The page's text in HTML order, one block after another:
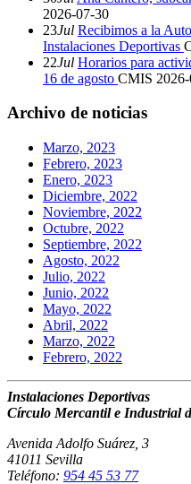
2026-07-30
23Jul Recibimos a la
Instalaciones Deportivas
22Jul Horarios para
16 de agosto CMIS
Archivo de noticias
Marzo, 2023
Febrero, 2023
Enero, 2023
Diciembre, 2022
Noviembre, 2022
Octubre, 2022
Septiembre, 2022
Agosto, 2022
Julio, 2022
Junio, 2022
Mayo, 2022
Abril, 2022
Marzo, 2022
Febrero, 2022
Instalaciones Deportivas
Círculo Mercantil e Industrial
Avenida Adolfo Suárez, 3
41011 Sevilla
Teléfono: 954 45 53 77